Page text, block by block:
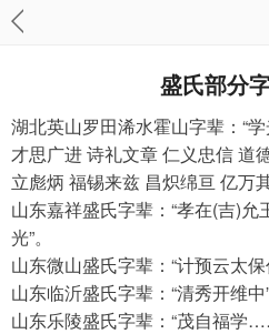
盛氏部分
湖北英山罗田浠水霍山字辈：“
才思广进 诗礼文章 仁义忠信 道
立彪炳 福锡来兹 昌炽绵亘 亿万
山东嘉祥盛氏字辈：“孝在(吉)允
光”。
山东微山盛氏字辈：“计预云太保
山东临沂盛氏字辈：“清秀开维中”
山东乐陵盛氏字辈：“茂自福学